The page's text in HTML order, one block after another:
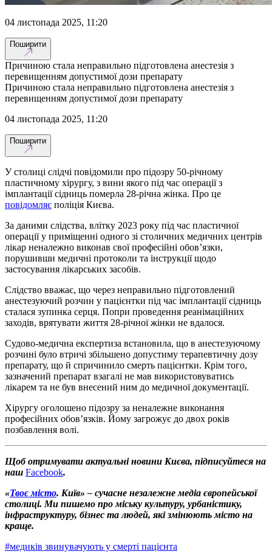
04 листопада 2025, 11:20
Поширити
Причиною стала неправильно підготовлена анестезія з
перевищенням допустимої дози препарату
Причиною стала неправильно підготовлена анестезія з
перевищенням допустимої дози препарату
04 листопада 2025, 11:20
Поширити
У столиці слідчі повідомили про підозру 50-річному
пластичному хірургу, з вини якого під час операції з
імплантації сідниць померла 28-річна жінка. Про це
повідомляє поліція Києва.
За даними слідства, влітку 2023 року під час пластичної
операції у приміщенні одного зі столичних медичних центрів
лікар неналежно виконав свої професійні обов’язки,
порушивши медичні протоколи та інструкції щодо
застосування лікарських засобів.
Слідство вважає, що через неправильно підготовлений
анестезуючий розчин у пацієнтки під час імплантації сідниць
сталася зупинка серця. Попри проведення реанімаційних
заходів, врятувати життя 28-річної жінки не вдалося.
Судово-медична експертиза встановила, що в анестезуючому
розчині було втричі збільшено допустиму терапевтичну дозу
препарату, що й спричинило смерть пацієнтки. Крім того,
зазначений препарат взагалі не мав використовуватись
лікарем та не був внесений ним до медичної документації.
Хірургу оголошено підозру за неналежне виконання
професійних обов’язків. Йому загрожує до двох років
позбавлення волі.
Щоб отримувати актуальні новини Києва, підписуйтеся на
наш Facebook.
«Твоє місто. Київ» – сучасне незалежне медіа європейської
столиці. Ми пишемо про міську культуру, урбаністику,
інфраструктуру, бізнес та людей, які змінюють місто на
краще.
#медиків звинувачують у смерті пацієнта